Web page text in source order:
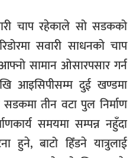
चाप रहेकाले सो सडकको
सवारी साधनको चाप
आफ्नो सामान ओसारपसार गर्न
आइसिपीसम्म दुई खण्डमा
सडकमा तीन वटा पुल निर्माण
समयमा सम्पन्न नहुँदा
हुने, बाटो हिँडने यात्रुलाई